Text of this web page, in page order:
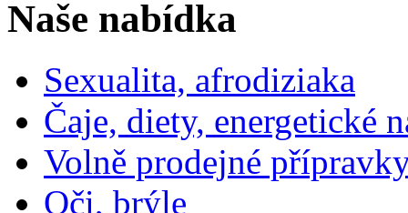
Naše nabídka
Sexualita, afrodiziaka
Čaje, diety, energetické
Volně prodejné
Oči, brýle